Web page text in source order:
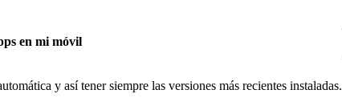
en mi móvil
y así tener siempre las versiones más recientes instaladas.